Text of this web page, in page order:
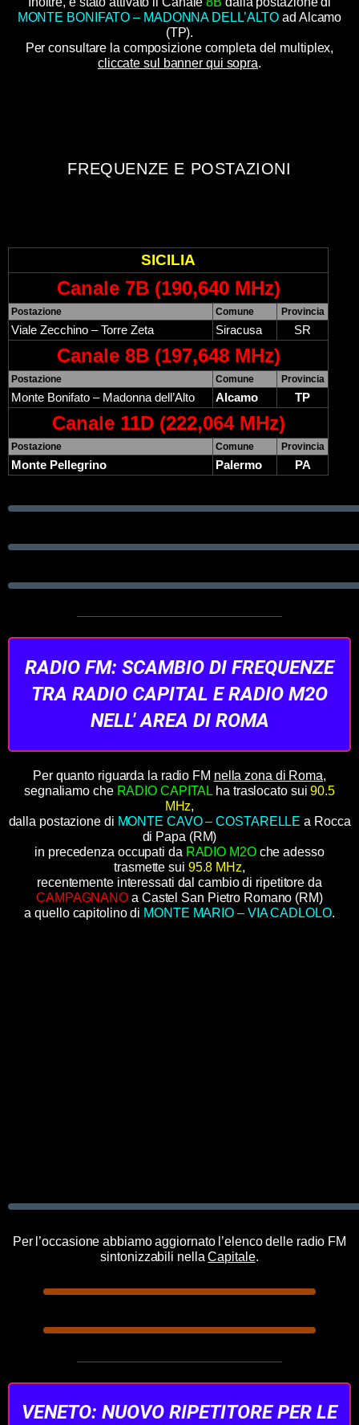
MONTE BONIFATO – MADONNA DELL’ALTOad Alcamo
(TP).
Per consultare la composizione completa del multiplex,
cliccate sul banner qui sopra.
FREQUENZE E POSTAZIONI
SICILIA
Canale 7B (190,640 MHz)
Postazione Comune Provincia
Viale Zecchino – Torre Zeta Siracusa SR
Canale 8B (197,648 MHz)
Postazione Comune Provincia
Monte Bonifato – Madonna dell’Alto Alcamo TP
Canale 11D (222,064 MHz)
Postazione Comune Provincia
Monte Pellegrino Palermo PA
RADIO FM: SCAMBIO DI FREQUENZE
TRA RADIO CAPITAL E RADIO M2O
NELL' AREA DI ROMA
Per quanto riguarda la radio FM nella zona di Roma,
segnaliamo che RADIO CAPITAL ha traslocato sui90.5
MHz,
dalla postazione di MONTE CAVO – COSTARELLE a Rocca
di Papa (RM)
in precedenza occupati da RADIO M2Oche adesso
trasmette sui 95.8 MHz,
recentemente interessati dal cambio di ripetitore da
CAMPAGNANO a Castel San Pietro Romano (RM)
a quello capitolino di MONTE MARIO – VIA CADLOLO.
Per l’occasione abbiamo aggiornato l’elenco delle radio FM
sintonizzabili nellaCapitale.
VENETO: NUOVO RIPETITORE PER LE